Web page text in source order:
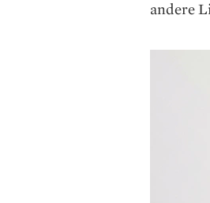
andere